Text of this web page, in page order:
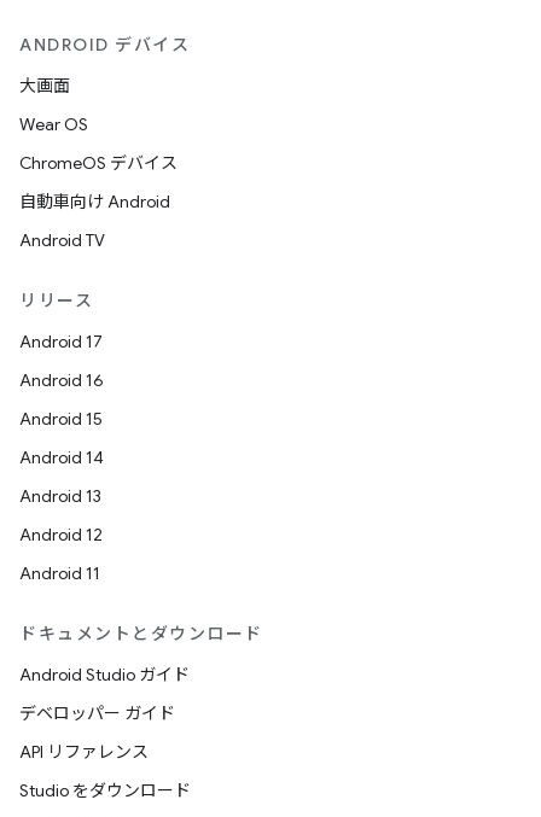
ANDROID デバイス
大画面
Wear OS
ChromeOS デバイス
自動車向け Android
Android TV
リリース
Android 17
Android 16
Android 15
Android 14
Android 13
Android 12
Android 11
ドキュメントとダウンロード
Android Studio ガイド
デベロッパー ガイド
API リファレンス
Studio をダウンロード